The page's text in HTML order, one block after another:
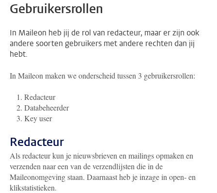
Gebruikersrollen
In Maileon heb jij de rol van redacteur, maar er zijn ook
andere soorten gebruikers met andere rechten dan jij
hebt.
In Maileon maken we onderscheid tussen 3 gebruikersrollen:
Redacteur
Databeheerder
Key user
Redacteur
Als redacteur kun je nieuwsbrieven en mailings opmaken en
verzenden naar een van de verzendlijsten die in de
Maileonomgeving staan. Daarnaast heb je inzage in open- en
klikstatistieken.